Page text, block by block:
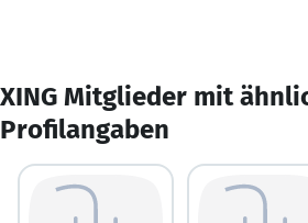
XING Mitglieder mit
Profilangaben